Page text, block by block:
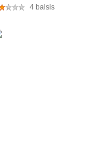
4 balsis